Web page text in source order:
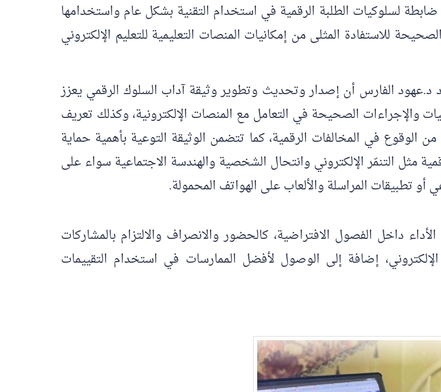
ضابطة لسلوكيات الطلبة الرقمية في استخدام التقنية بشكل عام واستخدامها
للاستفادة المثلى من إمكانيات المنصات التعليمية للتعليم الإلكتروني
د.عهود الفارس أن إصدار وتحديث وتطوير وثيقة آداب السلوك الرقمي يعزز
والإجراءات الصحيحة في التعامل مع المنصات الإلكترونية، وكذلك تعريف
الوقوع في المخالفات الرقمية، كما تتضمن الوثيقة التوعية بأهمية حماية
مثل التنمّر الإلكتروني وانتحال الشخصية والهندسة الاجتماعية سواء على
أو تطبيقات المراسلة والألعاب على الهواتف المحمولة.
داخل الفصول الافتراضية، كالحضور والانصراف والالتزام بالمشاركات
إضافة إلى الوصول لأفضل الممارسات في استخدام التقييمات